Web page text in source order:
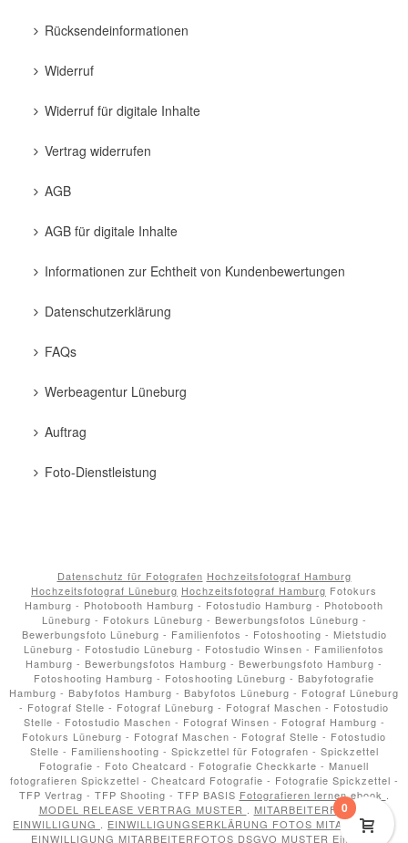
Rücksendeinformationen
Widerruf
Widerruf für digitale Inhalte
Vertrag widerrufen
AGB
AGB für digitale Inhalte
Informationen zur Echtheit von Kundenbewertungen
Datenschutzerklärung
FAQs
Werbeagentur Lüneburg
Auftrag
Foto-Dienstleistung
Datenschutz für Fotografen Hochzeitsfotograf Hamburg
Hochzeitsfotograf Lüneburg Hochzeitsfotograf Hamburg Fotokurs
Hamburg - Photobooth Hamburg - Fotostudio Hamburg - Photobooth
Lüneburg - Fotokurs Lüneburg - Bewerbungsfotos Lüneburg -
Bewerbungsfoto Lüneburg - Familienfotos - Fotoshooting - Mietstudio
Lüneburg - Fotostudio Lüneburg - Fotostudio Winsen - Familienfotos
Hamburg - Bewerbungsfotos Hamburg - Bewerbungsfoto Hamburg -
Fotoshooting Hamburg - Fotoshooting Lüneburg - Babyfotografie
Hamburg - Babyfotos Hamburg - Babyfotos Lüneburg - Fotograf Lüneburg
- Fotograf Stelle - Fotograf Lüneburg - Fotograf Maschen - Fotostudio
Stelle - Fotostudio Maschen - Fotograf Winsen - Fotograf Hamburg -
Fotokurs Lüneburg - Fotograf Maschen - Fotograf Stelle - Fotostudio
Stelle - Familienshooting - Spickzettel für Fotografen - Spickzettel
Fotografie - Foto Cheatcard - Fotografie Checkkarte - Manuell
fotografieren Spickzettel - Cheatcard Fotografie - Fotografie Spickzettel -
TFP Vertrag - TFP Shooting - TFP BASIS Fotografieren lernen ebook
MODEL RELEASE VERTRAG MUSTER
MITARBEITERFOTOS
EINWILLIGUNG
EINWILLIGUNGSERKLÄRUNG FOTOS MITARBEITER
EINWILLIGUNG MITARBEITERFOTOS DSGVO MUSTER Einsätze
0